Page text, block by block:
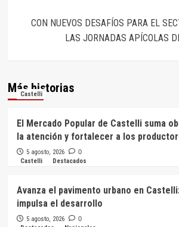
CON NUEVOS DESAFÍOS PARA EL
LAS JORNADAS APÍCOLAS
Más historias
Castelli
El Mercado Popular de Castelli suma
la atención y fortalecer a los
5 agosto, 2026 0
Castelli Destacados
Avanza el pavimento urbano en
impulsa el desarrollo
5 agosto, 2026 0